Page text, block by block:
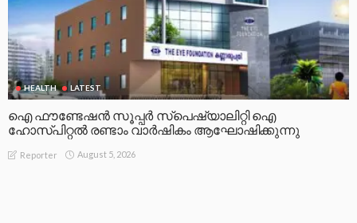
HEALTH LATEST
ഐ ഫൗണ്ടേഷൻ സൂപ്പർ സ്പെഷ്യാലിറ്റി ഐ
ഹോസ്പിറ്റൽ രണ്ടാം വാർഷികം ആഘോഷിക്കുന്നു
Reporter August 5, 2026